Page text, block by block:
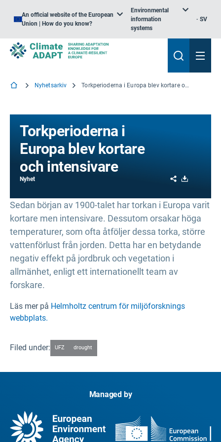
An official website of the European
Union | How do you know?
Environmental
information
systems
SV
Nyhetsarkiv Torkperioderna i Europa blev kortare och intensivare
Torkperioderna i
Europa blev kortare
och intensivare
Nyhet Share
Sedan början av 1900-talet har torkan i Europa varit
kortare men intensivare. Dessutom orsakar höga
temperaturer, som ofta åtföljer dessa torka, större
vattenförlust från jorden. Detta har en betydande
negativ effekt på jordbruk och vegetation i
allmänhet, enligt ett internationellt team av
forskare.
Läs mer på Helmholtz centrum för miljöforsknings
webbplats.
Filed under: UFZ drought
Managed by